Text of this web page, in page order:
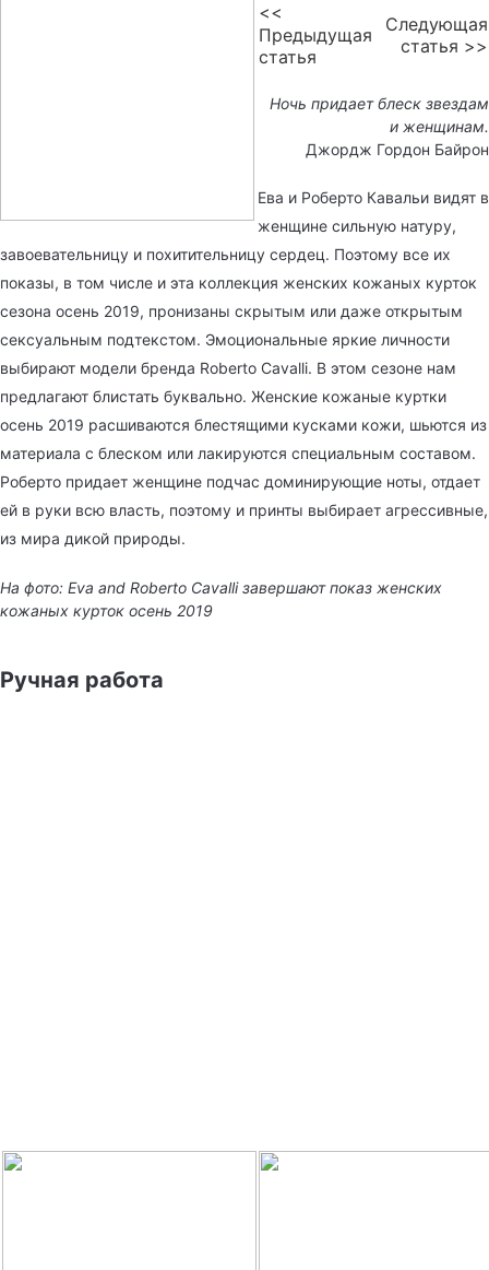
<<
Предыдущая
статья
Следующая
статья >>
Ночь придает блеск звездам
и женщинам.
Джордж Гордон Байрон
Ева и Роберто Кавальи видят в
женщине сильную натуру,
завоевательницу и похитительницу сердец. Поэтому все их
показы, в том числе и эта коллекция женских кожаных курток
сезона осень 2019, пронизаны скрытым или даже открытым
сексуальным подтекстом. Эмоциональные яркие личности
выбирают модели бренда Roberto Cavalli. В этом сезоне нам
предлагают блистать буквально. Женские кожаные куртки
осень 2019 расшиваются блестящими кусками кожи, шьются из
материала с блеском или лакируются специальным составом.
Роберто придает женщине подчас доминирующие ноты, отдает
ей в руки всю власть, поэтому и принты выбирает агрессивные,
из мира дикой природы.
На фото: Eva and Roberto Cavalli завершают показ женских
кожаных курток осень 2019
Ручная работа